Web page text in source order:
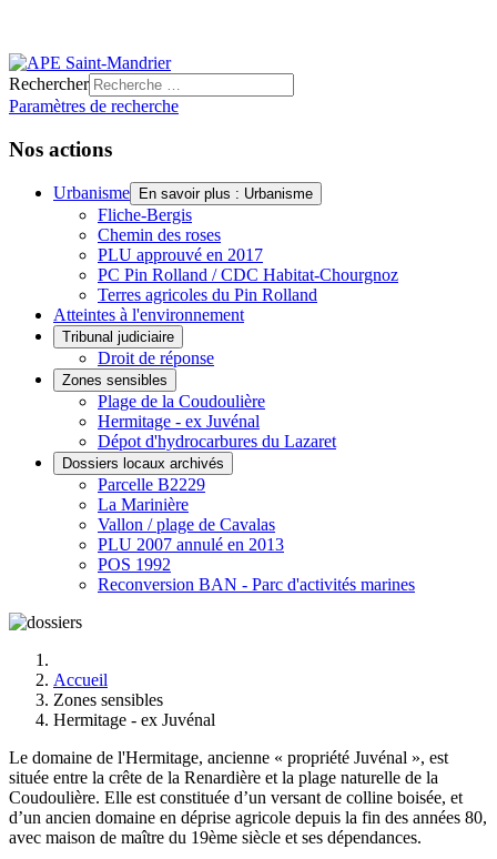
Rechercher
Paramètres de recherche
Nos actions
Urbanisme En savoir plus : Urbanisme
Fliche-Bergis
Chemin des roses
PLU approuvé en 2017
PC Pin Rolland / CDC Habitat-Chourgnoz
Terres agricoles du Pin Rolland
Atteintes à l'environnement
Tribunal judiciaire
Droit de réponse
Zones sensibles
Plage de la Coudoulière
Hermitage - ex Juvénal
Dépot d'hydrocarbures du Lazaret
Dossiers locaux archivés
Parcelle B2229
La Marinière
Vallon / plage de Cavalas
PLU 2007 annulé en 2013
POS 1992
Reconversion BAN - Parc d'activités marines
Accueil
Zones sensibles
Hermitage - ex Juvénal
Le domaine de l'Hermitage, ancienne « propriété Juvénal », est
située entre la crête de la Renardière et la plage naturelle de la
Coudoulière. Elle est constituée d’un versant de colline boisée, et
d’un ancien domaine en déprise agricole depuis la fin des années 80,
avec maison de maître du 19ème siècle et ses dépendances.